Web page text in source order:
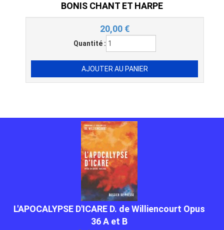
BONIS CHANT ET HARPE
20,00 €
Quantité :
L'APOCALYPSE D'ICARE D. de Williencourt Opus
36 A et B